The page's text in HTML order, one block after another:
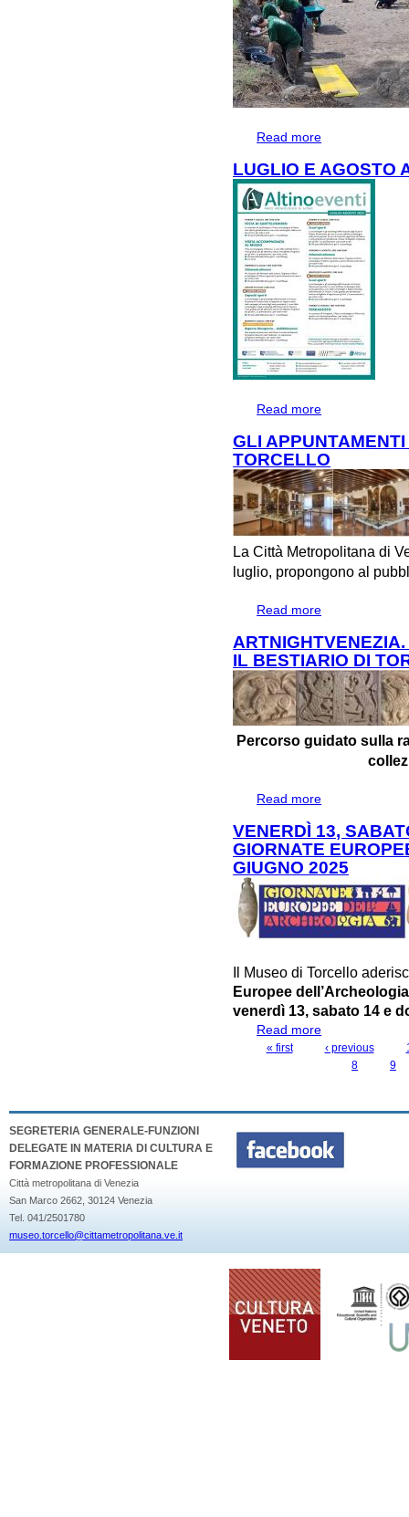
Read more
LUGLIO E AGOSTO
Read more
GLI
TORCELLO
La Città Metropolitana di
luglio, propongono al
Read more
IL BESTIARIO DI
Percorso guidato sulla
Read more
VENERDÌ 13,
GIORNATE
GIUGNO 2025
Il Museo di Torcello
Europee dell’Archeologia
venerdì 13, sabato 14 e
Read more
EUROPEE
« first ‹ previous
8
9
SEGRETERIA GENERALE-FUNZIONI
DELEGATE IN MATERIA DI CULTURA E
FORMAZIONE PROFESSIONALE
Città metropolitana di Venezia
San Marco 2662, 30124 Venezia
Tel. 041/2501780
museo.torcello@cittametropolitana.ve.it